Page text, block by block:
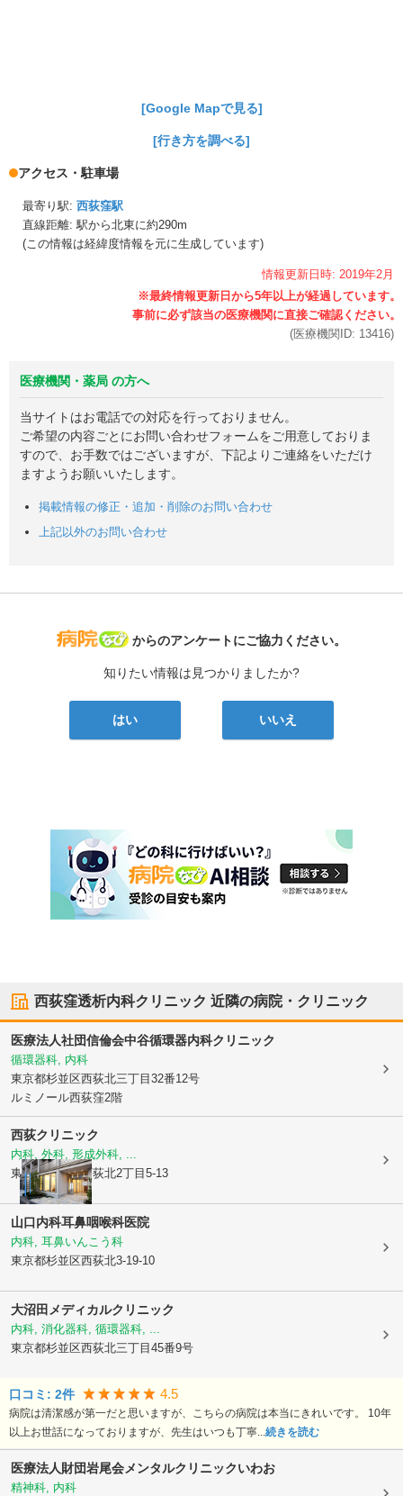
[Google Mapで見る]
[行き方を調べる]
アクセス・駐車場
最寄り駅: 西荻窪駅
直線距離: 駅から北東に約290m
(この情報は経緯度情報を元に生成しています)
情報更新日時: 2019年2月
(医療機関ID: 13416)
医療機関・薬局 の方へ
当サイトはお電話での対応を行っておりません。
ご希望の内容ごとにお問い合わせフォームをご用意しておりま
すので、お手数ではございますが、下記よりご連絡をいただけ
ますようお願いいたします。
掲載情報の修正・追加・削除のお問い合わせ
上記以外のお問い合わせ
病院なび
からのアンケートにご協力ください。
知りたい情報は見つかりましたか?
はい いいえ
西荻窪透析内科クリニック 近隣の病院・クリニック
医療法人社団信倫会中谷循環器内科クリニック
循環器科, 内科
東京都杉並区西荻北三丁目32番12号
ルミノール西荻窪2階
西荻クリニック
内科, 外科, 形成外科, ...
東京都杉並区西荻北2丁目5-13
山口内科耳鼻咽喉科医院
内科, 耳鼻いんこう科
東京都杉並区西荻北3-19-10
大沼田メディカルクリニック
内科, 消化器科, 循環器科, ...
東京都杉並区西荻北三丁目45番9号
口コミ: 2件 4.5
病院は清潔感が第一だと思いますが、こちらの病院は本当にきれいです。 10年
以上お世話になっておりますが、先生はいつも丁寧...続きを読む
医療法人財団岩尾会メンタルクリニックいわお
精神科, 内科